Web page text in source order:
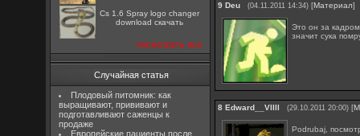
Cs 1.6 Spray logo changer
download скачать
посмотреть все
Случайная статья
Плодовый питомник: как
выращивают, прививают и
подготавливают саженцы к
продаже
Европейские пациенты после
9 Deu (04.11.2011 14:34) [Материал]
Это он за
значит сука
8 Edward__Vllll (29.10.2011 20:00) [
Podrubaj,